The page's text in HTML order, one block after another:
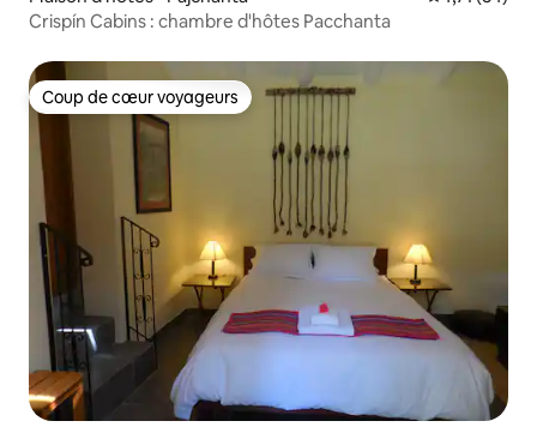
Crispín Cabins : chambre d'hôtes Pacchanta
Coup de cœur voyageurs
Coup de cœur voyageurs